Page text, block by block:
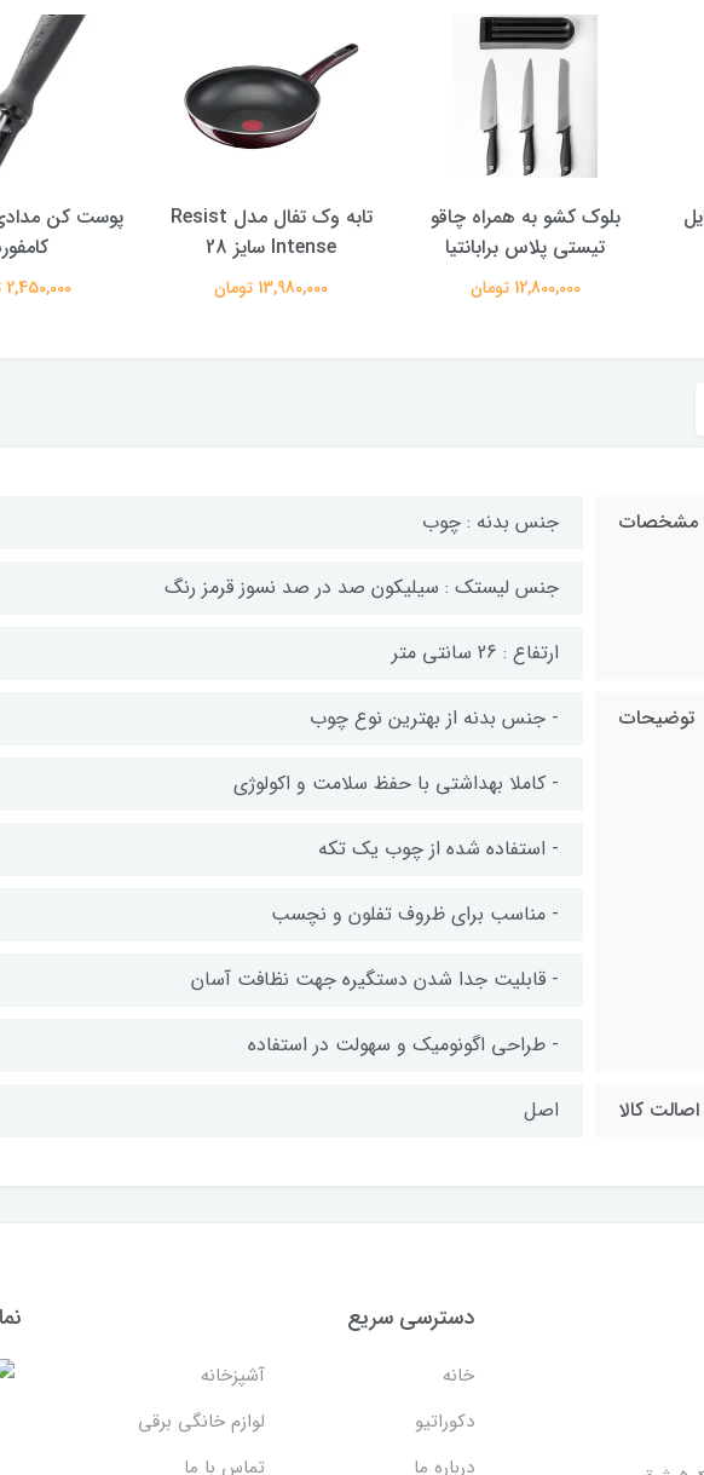
بلوک کشو به همراه چاقو
تیستی پلاس برابانتیا
12,800,000 تومان
تابه وک تفال مدل Resist
Intense سایز 28
13,980,000 تومان
پوست کن
2,450,000 تومان
مشخصات جنس بدنه : چوب
جنس لیستک : سیلیکون صد در صد نسوز قرمز رنگ
ارتفاع : 26 سانتی متر
توضیحات - جنس بدنه از بهترین نوع چوب
- کاملا بهداشتی با حفظ سلامت و اکولوژی
- استفاده شده از چوب یک تکه
- مناسب برای ظروف تفلون و نچسب
- قابلیت جدا شدن دستگیره جهت نظافت آسان
- طراحی اگونومیک و سهولت در استفاده
اصالت کالا اصل
دسترسی سریع
خانه
آشپزخانه
دکوراتیو
لوازم خانگی برقی
درباره ما
تماس با ما